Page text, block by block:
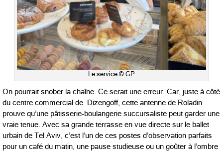
Le service © GP
On pourrait snober la chaîne. Ce serait une erreur. Car, juste à côté
du centre commercial de Dizengoff, cette antenne de Roladin
prouve qu’une pâtisserie-boulangerie succursaliste peut garder une
vraie tenue. Avec sa grande terrasse en vue directe sur le ballet
urbain de Tel Aviv, c’est l’un de ces postes d’observation parfaits
pour un café du matin, une pause studieuse ou un goûter à l’ombre